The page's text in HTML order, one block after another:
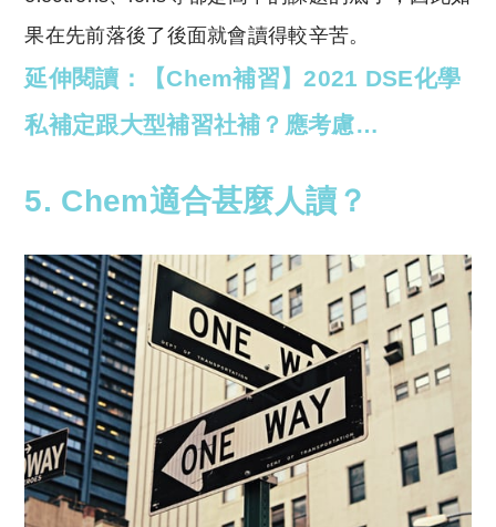
果在先前落後了後面就會讀得較辛苦。
延伸閱讀：
【Chem補習】2021 DSE化學
私補定跟大型補習社補？應考慮…
5. Chem適合甚麼人讀？